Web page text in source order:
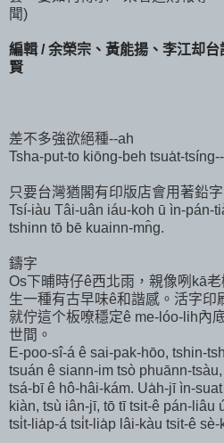
聞)
編輯 / 余榮宗、黃能揚、李江却
賢
差不多強欲絕種--ah
Tsha-put-to kiōng-beh tsua̍t-
只要台灣猶閣有印版店會用著鉛
Tsí-iàu Tâi-uân iáu-koh ū ìn-pán-
tshinn tō bē kuainn-mn̂g.
鑄字
Os下晡時仔ê西北雨，親像咧kā
生一種有古早味ê和諧感。活字印
就佇這个板嘹穩定ê me-lóo-lih內
世間。
E-poo-sî-á ê sai-pak-hōo, tshin-
tsuán ê siann-im tsò phuānn-
tsá-bī ê hô-hâi-kám. Ua̍h-jī ìn-
kiàn, tsù iân-jī, tō tī tsit-ê pán-liâu
tsi̍t-lia̍p-á tsi̍t-lia̍p lâi-kàu tsit-ê sè-